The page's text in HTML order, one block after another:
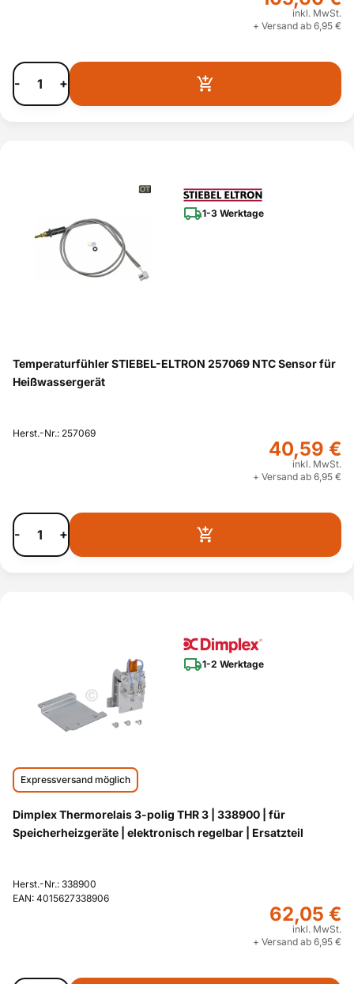
inkl. MwSt.
+ Versand ab 6,95 €
- +
1-3 Werktage
Temperaturfühler STIEBEL-ELTRON 257069 NTC Sensor für
Heißwassergerät
Herst.-Nr.: 257069
40,59 €
inkl. MwSt.
+ Versand ab 6,95 €
- +
1-2 Werktage
Expressversand möglich
Dimplex Thermorelais 3-polig THR 3 | 338900 | für
Speicherheizgeräte | elektronisch regelbar | Ersatzteil
Herst.-Nr.: 338900
EAN: 4015627338906
62,05 €
inkl. MwSt.
+ Versand ab 6,95 €